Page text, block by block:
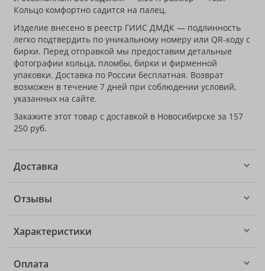
Кольцо комфортно садится на палец.
Изделие внесено в реестр ГИИС ДМДК — подлинность
легко подтвердить по уникальному номеру или QR-коду с
бирки. Перед отправкой мы предоставим детальные
фотографии кольца, пломбы, бирки и фирменной
упаковки. Доставка по России бесплатная. Возврат
возможен в течение 7 дней при соблюдении условий,
указанных на сайте.
Закажите этот товар с доставкой в Новосибирске за 157
250 руб.
Доставка
Отзывы
Характеристики
Оплата